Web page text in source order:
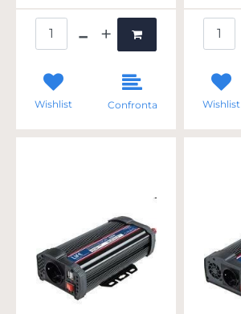
Wishlist Confronta Wishlist